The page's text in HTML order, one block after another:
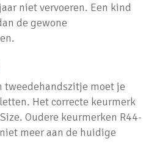
niet vervoeren. Een kind
de gewone
tweedehandszitje moet je
Het correcte keurmerk
Oudere keurmerken R44-
meer aan de huidige